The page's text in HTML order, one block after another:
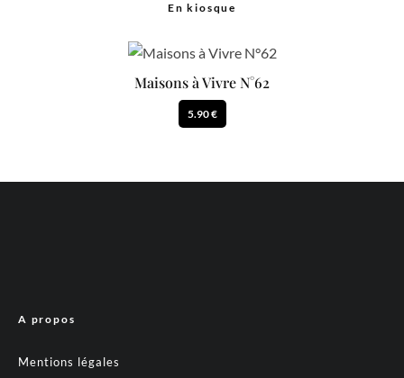
En kiosque
Maisons à Vivre N°62
5.90 €
A propos
Mentions légales